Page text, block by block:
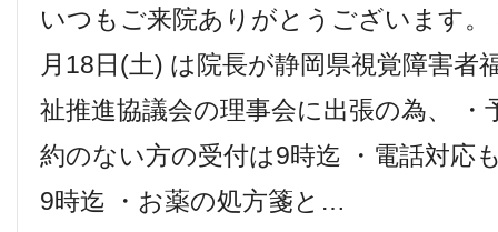
ご予約について
他病院との連携
いつもご来院ありがとうございます。
月18日(土) は院長が静岡県視覚障害者
祉推進協議会の理事会に出張の為、 ・
約のない方の受付は9時迄 ・電話対応
9時迄 ・お薬の処方箋と…